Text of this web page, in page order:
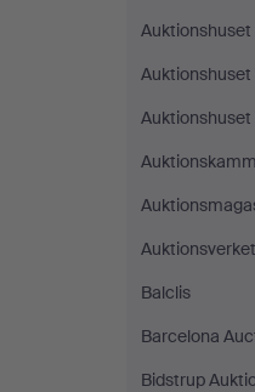
Auktionshuset
Auktionshuset
Auktionshuset
Balclis
Barcelona
Bidstrup